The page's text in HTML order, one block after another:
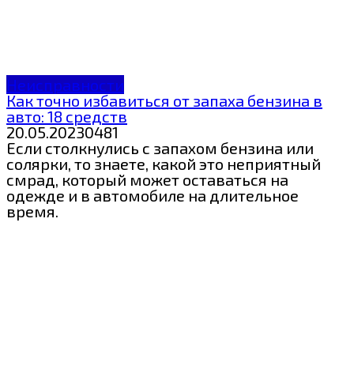
Неисправности
Как точно избавиться от запаха бензина в
авто: 18 средств
20.05.20230481
Если столкнулись с запахом бензина или
солярки, то знаете, какой это неприятный
смрад, который может оставаться на
одежде и в автомобиле на длительное
время.